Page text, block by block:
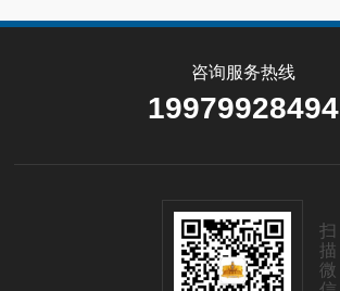
咨询服务热线
19979928494
扫
描
微